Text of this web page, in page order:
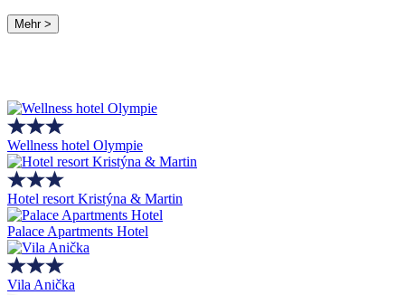
Mehr >
Wellness hotel Olympie
Hotel resort Kristýna & Martin
Palace Apartments Hotel
Vila Anička